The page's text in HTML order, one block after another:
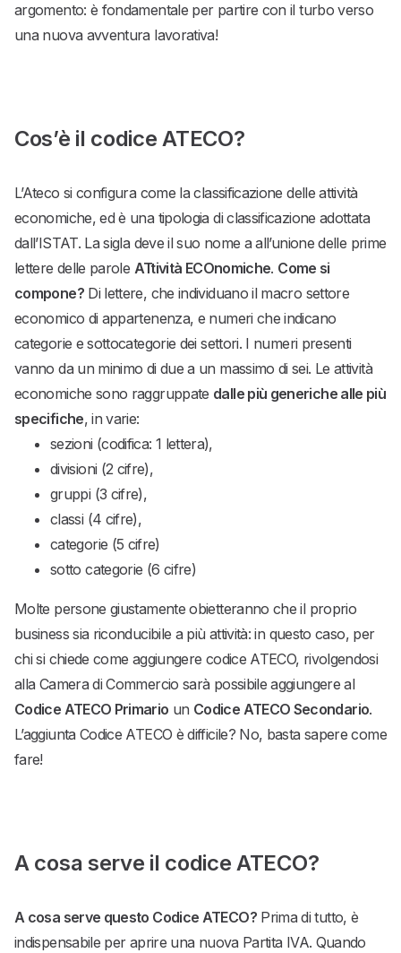
argomento: è fondamentale per partire con il turbo verso
una nuova avventura lavorativa!
Cos’è il codice ATECO?
L’Ateco si configura come la classificazione delle attività
economiche, ed è una tipologia di classificazione adottata
dall’ISTAT. La sigla deve il suo nome a all’unione delle prime
lettere delle parole ATtività ECOnomiche. Come si
compone?Di lettere, che individuano il macro settore
economico di appartenenza, e numeri che indicano
categorie e sottocategorie dei settori. I numeri presenti
vanno da un minimo di due a un massimo di sei. Le attività
economiche sono raggruppate dalle più generiche alle più
specifiche, in varie:
sezioni (codifica: 1 lettera),
divisioni (2 cifre),
gruppi (3 cifre),
classi (4 cifre),
categorie (5 cifre)
sotto categorie (6 cifre)
Molte persone giustamente obietteranno che il proprio
business sia riconducibile a più attività: in questo caso, per
chi si chiede come aggiungere codice ATECO, rivolgendosi
alla Camera di Commercio sarà possibile aggiungere al
Codice ATECO Primario un Codice ATECO Secondario.
L’aggiunta Codice ATECO è difficile? No, basta sapere come
fare!
A cosa serve il codice ATECO?
A cosa serve questo Codice ATECO?Prima di tutto, è
indispensabile per aprire una nuova Partita IVA. Quando